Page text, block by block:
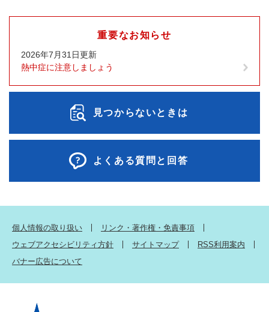
重要なお知らせ
2026年7月31日更新
熱中症に注意しましょう
見つからないときは
よくある質問と回答
個人情報の取り扱い
リンク・著作権・免責事項
ウェブアクセシビリティ方針
サイトマップ
RSS利用案内
バナー広告について